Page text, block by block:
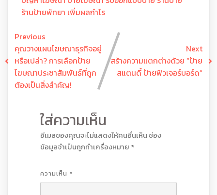
ร้านป้ายพัทยา เพิ่มผลกำไร
Previous
คุณวางแผนโฆษณาธุรกิจอยู่
หรือเปล่า? การเลือกป้าย
โฆษณาประชาสัมพันธ์ที่ถูก
ต้องเป็นสิ่งสำคัญ!
Next
สร้างความแตกต่างด้วย “ป้าย
สแตนดี้ ป้ายฟิวเจอร์บอร์ด”
ใส่ความเห็น
อีเมลของคุณจะไม่แสดงให้คนอื่นเห็น ช่อง
ข้อมูลจำเป็นถูกทำเครื่องหมาย *
ความเห็น *